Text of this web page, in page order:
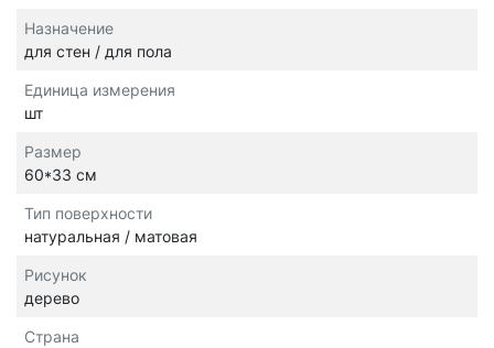
Назначение
для стен / для пола
Единица измерения
шт
Размер
60*33 см
Тип поверхности
натуральная / матовая
Рисунок
дерево
Страна